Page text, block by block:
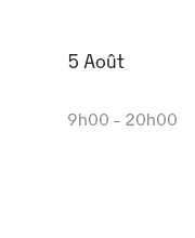
5 Août
9h00 - 20h00